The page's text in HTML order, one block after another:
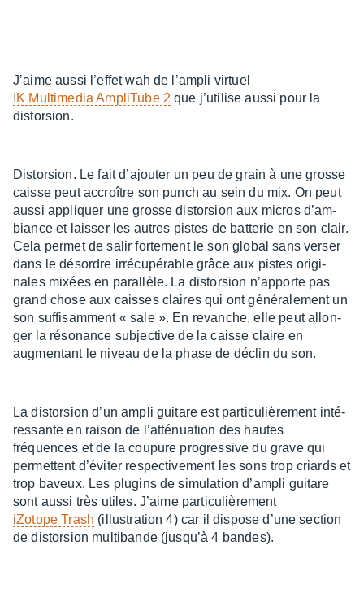
J’aime aussi l’ef­fet wah de l’am­pli virtuel
IK Multi­me­dia Ampli­Tube 2 que j’uti­lise aussi pour la
distor­sion.
Distor­sion. Le fait d’ajou­ter un peu de grain à une grosse
caisse peut accroître son punch au sein du mix. On peut
aussi appliquer une grosse distor­sion aux micros d’am­
biance et lais­ser les autres pistes de batte­rie en son clair.
Cela permet de salir forte­ment le son global sans verser
dans le désordre irré­cu­pé­rable grâce aux pistes origi­
nales mixées en paral­lèle. La distor­sion n’ap­porte pas
grand chose aux caisses claires qui ont géné­ra­le­ment un
son suffi­sam­ment « sale ». En revanche, elle peut allon­
ger la réso­nance subjec­tive de la caisse claire en
augmen­tant le niveau de la phase de déclin du son.
La distor­sion d’un ampli guitare est parti­cu­liè­re­ment inté­
res­sante en raison de l’at­té­nua­tion des hautes
fréquences et de la coupure progres­sive du grave qui
permettent d’évi­ter respec­ti­ve­ment les sons trop criards et
trop baveux. Les plugins de simu­la­tion d’am­pli guitare
sont aussi très utiles. J’aime parti­cu­liè­re­ment
iZotope Trash (illus­tra­tion 4) car il dispose d’une section
de distor­sion multi­bande (jusqu’à 4 bandes).